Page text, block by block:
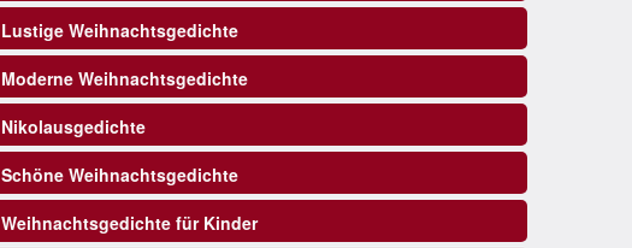
Lustige Weihnachtsgedichte
Moderne Weihnachtsgedichte
Nikolausgedichte
Schöne Weihnachtsgedichte
Weihnachtsgedichte für Kinder